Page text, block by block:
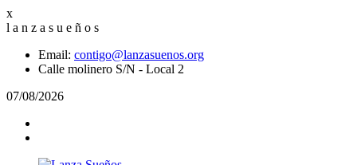
x
l a n z a s u e ñ o s
Email: contigo@lanzasuenos.org
Calle molinero S/N - Local 2
07/08/2026